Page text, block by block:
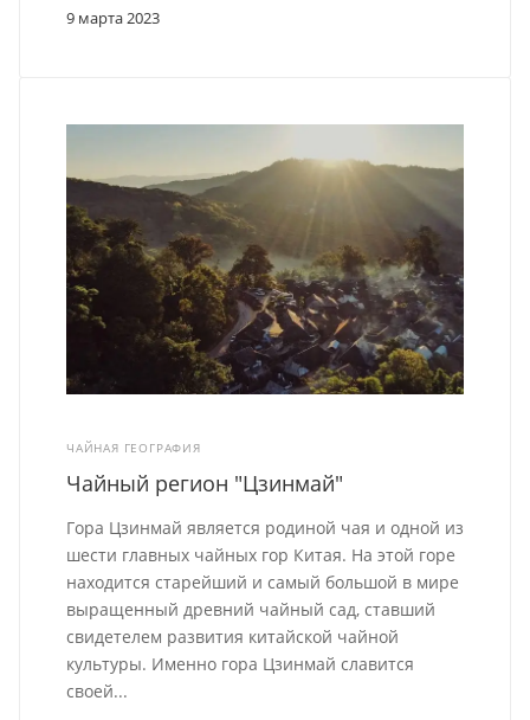
9 марта 2023
ЧАЙНАЯ ГЕОГРАФИЯ
Чайный регион "Цзинмай"
Гора Цзинмай является родиной чая и одной из
шести главных чайных гор Китая. На этой горе
находится старейший и самый большой в мире
выращенный древний чайный сад, ставший
свидетелем развития китайской чайной
культуры. Именно гора Цзинмай славится
своей...